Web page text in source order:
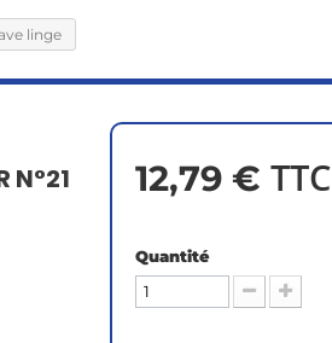
linge
N°21 12,79 € TTC
Quantité